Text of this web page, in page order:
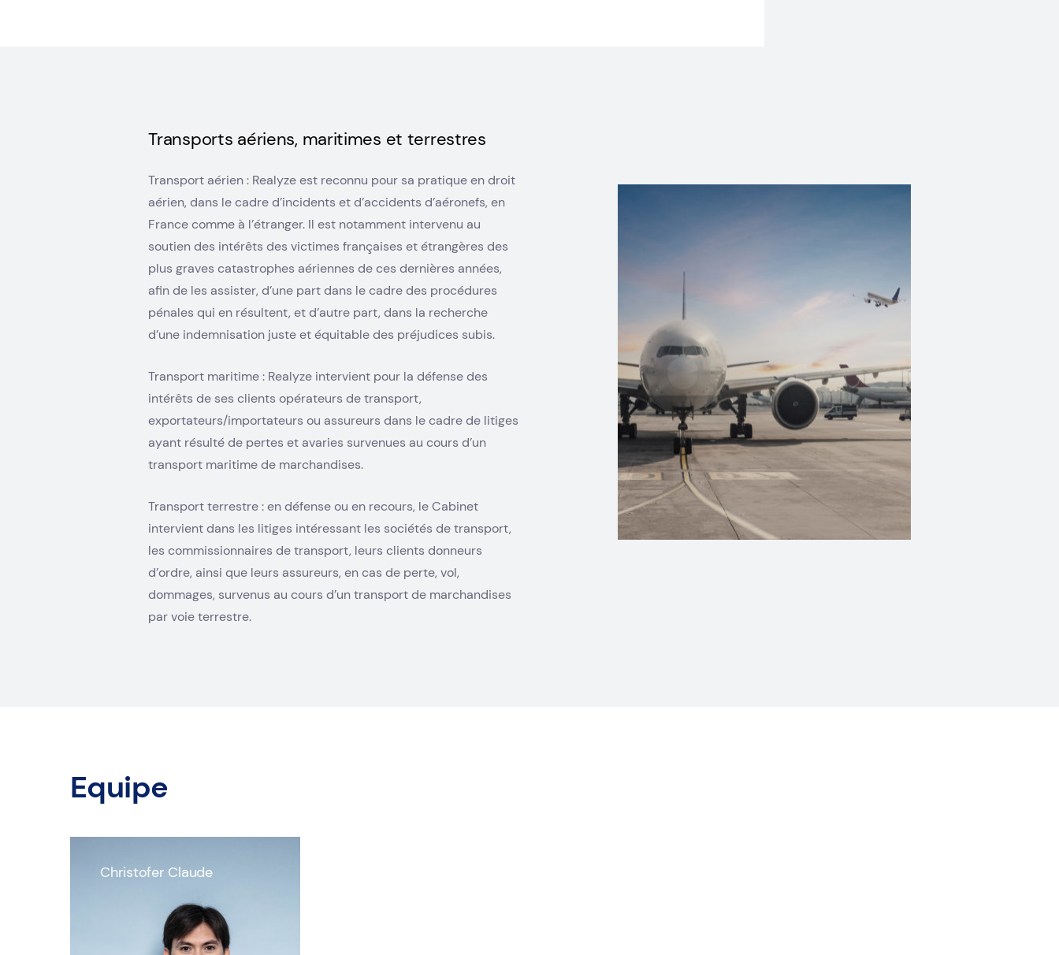
Transports aériens, maritimes et terrestres
Transport aérien : Realyzeest reconnu pour sa pratique en droit
aérien, dans le cadre d’incidents et d’accidents d’aéronefs, en
France comme à l’étranger. Il est notamment intervenu au
soutien des intérêts des victimes françaises et étrangères des
plus graves catastrophes aériennes de ces dernières années,
afin de les assister, d’une part dans le cadre des procédures
pénales qui en résultent, et d’autre part, dans la recherche
d’une indemnisation juste et équitable des préjudices subis.
Transport maritime : Realyze intervient pour la défense des
intérêts de ses clients opérateurs de transport,
exportateurs/importateurs ou assureurs dans le cadre de litiges
ayant résulté de pertes et avaries survenues au cours d’un
transport maritime de marchandises.
Transport terrestre : en défense ou en recours, le Cabinet
intervient dans les litiges intéressant les sociétés de transport,
les commissionnaires de transport, leurs clients donneurs
d’ordre, ainsi que leurs assureurs, en cas de perte, vol,
dommages, survenus au cours d’un transport de marchandises
par voie terrestre.
Equipe
Christofer Claude